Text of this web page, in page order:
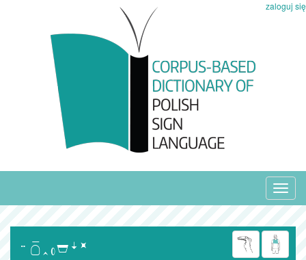
zaloguj się
